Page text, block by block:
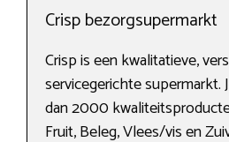
Crisp bezorgsupermarkt
Crisp is een kwalitatieve,
servicegerichte supermarkt.
dan 2000
Fruit, Beleg, Vlees/vis en